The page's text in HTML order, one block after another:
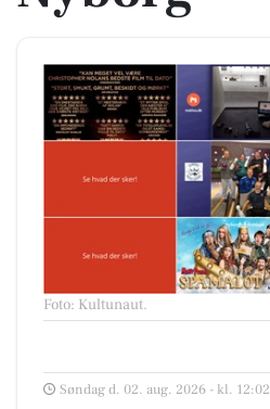
Foto: Kultunaut.
Søndag d. 02. aug. 2026 - kl. 12:02